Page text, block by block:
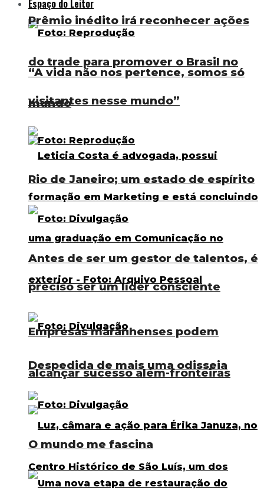
Espaço do Leitor
“A vida não nos pertence, somos só
visitantes nesse mundo”
Rio de Janeiro; um estado de espírito
Antes de ser um gestor de talentos, é
preciso ser um líder consciente
Despedida de mais uma odisseia
O mundo me fascina
Prêmio inédito irá reconhecer ações
do trade para promover o Brasil no
mundo
Empresas maranhenses podem
alcançar sucesso além-fronteiras